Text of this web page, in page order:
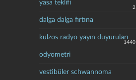
yasa teklifi
2
dalga dalga fırtına
kulzos radyo yayın duyuruları
1440
odyometri
vestibüler schwannoma